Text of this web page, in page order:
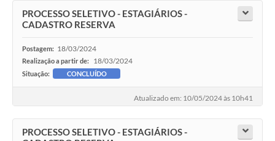
PROCESSO SELETIVO - ESTAGIÁRIOS -
CADASTRO RESERVA
Postagem: 18/03/2024
Realização a partir de: 18/03/2024
Situação: CONCLUÍDO
Atualizado em: 10/05/2024 às 10h41
PROCESSO SELETIVO - ESTAGIÁRIOS -